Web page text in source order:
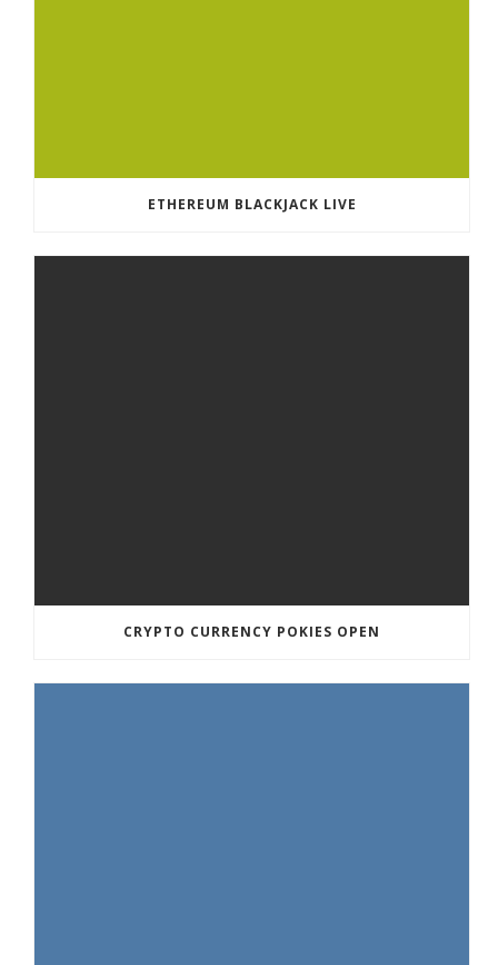
ETHEREUM BLACKJACK LIVE
CRYPTO CURRENCY POKIES OPEN